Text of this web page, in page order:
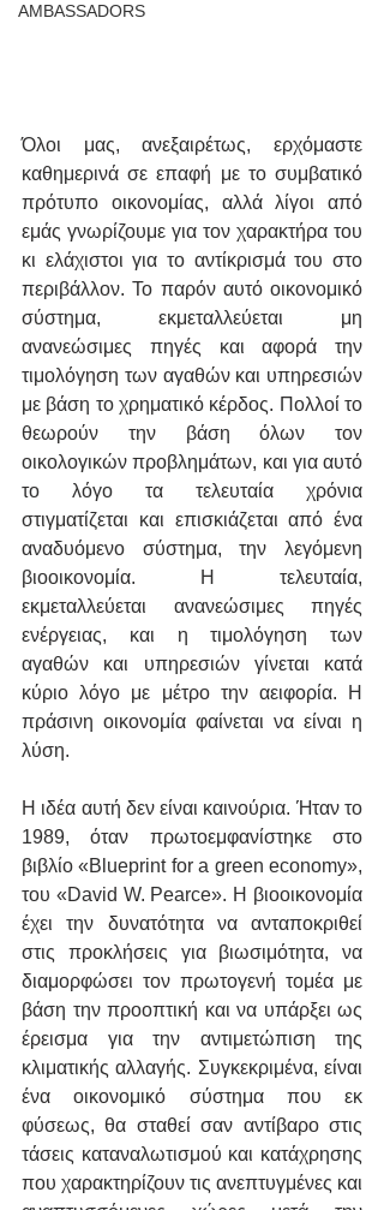
AMBASSADORS
Όλοι μας, ανεξαιρέτως, ερχόμαστε
καθημερινά σε επαφή με το συμβατικό
πρότυπο οικονομίας, αλλά λίγοι από
εμάς γνωρίζουμε για τον χαρακτήρα του
κι ελάχιστοι για το αντίκρισμά του στο
περιβάλλον. Το παρόν αυτό οικονομικό
σύστημα, εκμεταλλεύεται μη
ανανεώσιμες πηγές και αφορά την
τιμολόγηση των αγαθών και υπηρεσιών
με βάση το χρηματικό κέρδος. Πολλοί το
θεωρούν την βάση όλων τον
οικολογικών προβλημάτων, και για αυτό
το λόγο τα τελευταία χρόνια
στιγματίζεται και επισκιάζεται από ένα
αναδυόμενο σύστημα, την λεγόμενη
βιοοικονομία. Η τελευταία,
εκμεταλλεύεται ανανεώσιμες πηγές
ενέργειας, και η τιμολόγηση των
αγαθών και υπηρεσιών γίνεται κατά
κύριο λόγο με μέτρο την αειφορία. Η
πράσινη οικονομία φαίνεται να είναι η
λύση.
Η ιδέα αυτή δεν είναι καινούρια. Ήταν το
1989, όταν πρωτοεμφανίστηκε στο
βιβλίο «Blueprint for a green economy»,
του «David W. Pearce». Η βιοοικονομία
έχει την δυνατότητα να ανταποκριθεί
στις προκλήσεις για βιωσιμότητα, να
διαμορφώσει τον πρωτογενή τομέα με
βάση την προοπτική και να υπάρξει ως
έρεισμα για την αντιμετώπιση της
κλιματικής αλλαγής. Συγκεκριμένα, είναι
ένα οικονομικό σύστημα που εκ
φύσεως, θα σταθεί σαν αντίβαρο στις
τάσεις καταναλωτισμού και κατάχρησης
που χαρακτηρίζουν τις ανεπτυγμένες και